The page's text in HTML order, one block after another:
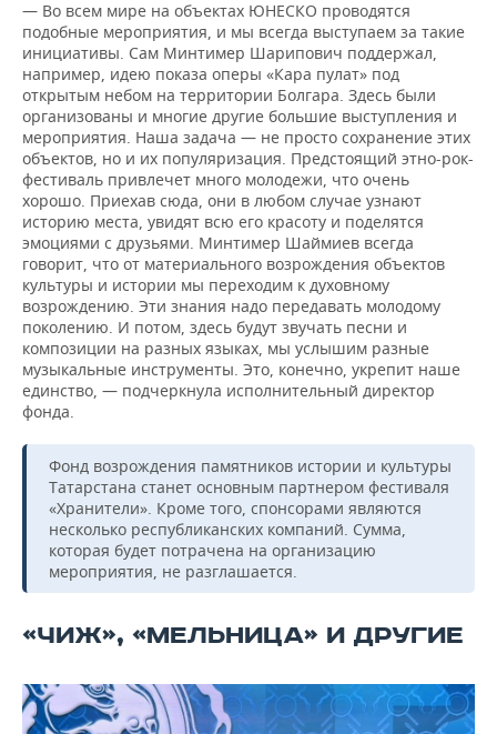
— Во всем мире на объектах ЮНЕСКО проводятся
подобные мероприятия, и мы всегда выступаем за такие
инициативы. Сам Минтимер Шарипович поддержал,
например, идею показа оперы «Кара пулат» под
открытым небом на территории Болгара. Здесь были
организованы и многие другие большие выступления и
мероприятия. Наша задача — не просто сохранение этих
объектов, но и их популяризация. Предстоящий этно-рок-
фестиваль привлечет много молодежи, что очень
хорошо. Приехав сюда, они в любом случае узнают
историю места, увидят всю его красоту и поделятся
эмоциями с друзьями. Минтимер Шаймиев всегда
говорит, что от материального возрождения объектов
культуры и истории мы переходим к духовному
возрождению. Эти знания надо передавать молодому
поколению. И потом, здесь будут звучать песни и
композиции на разных языках, мы услышим разные
музыкальные инструменты. Это, конечно, укрепит наше
единство, — подчеркнула исполнительный директор
фонда.
Фонд возрождения памятников истории и культуры
Татарстана станет основным партнером фестиваля
«Хранители». Кроме того, спонсорами являются
несколько республиканских компаний. Сумма,
которая будет потрачена на организацию
мероприятия, не разглашается.
«ЧИЖ», «МЕЛЬНИЦА» И ДРУГИЕ